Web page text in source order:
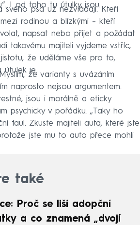
I od toho tu útulky jsou.
svého psa už nezvládají. Kteří
rodinou a blízkými –⁠ kteří
napsat nebo přijet a požádat
takovému majiteli vyjdeme vstříc,
že uděláme vše pro to,
útulek je.
že varianty s uvázáním
naprosto nejsou argumentem.
jsou i morálně a eticky
psychicky v pořádku. „Taky ho
faul. Zkuste majiteli auta, které jste
jste mu to auto přece mohli
také
Proč se liší adopční
a co znamená „dvojí